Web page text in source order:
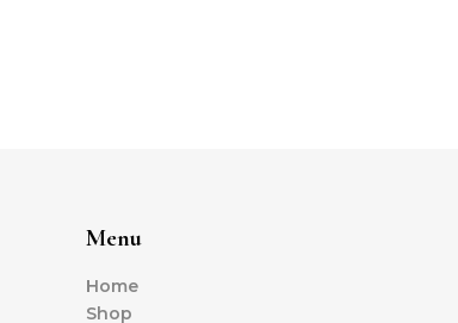
Menu
Home
Shop